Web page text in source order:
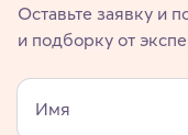
Оставьте заявку и
и подборку от
Имя